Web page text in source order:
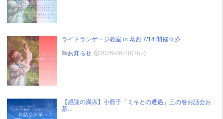
ライトランゲージ教室 in 葛西 7/14 開催☆彡
お知らせ
2026-06-18(Thu)
【感謝の満席】小冊子「ミキとの遭遇」三の巻お話会お
茶...